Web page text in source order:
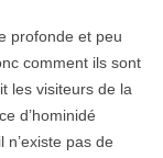
profonde et peu
comment ils sont
les visiteurs de la
d’hominidé
n’existe pas de